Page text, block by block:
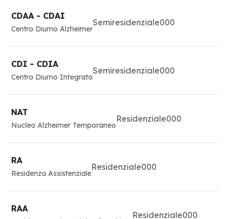
CDAA - CDAI
Centro Diurno Alzheimer
Semiresidenziale000
CDI - CDIA
Centro Diurno Integrato
Semiresidenziale000
NAT
Nucleo Alzheimer Temporaneo
Residenziale000
RA
Residenza Assistenziale
Residenziale000
RAA
Residenziale000